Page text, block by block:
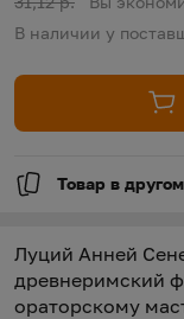
В наличии у
Товар в
Луций Анней
древнеримский
ораторскому